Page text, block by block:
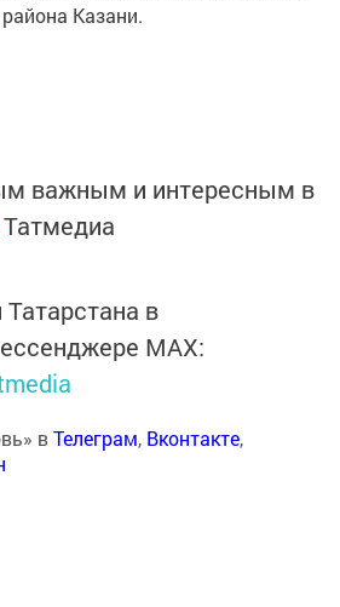
Казани.
важным и интересным в
Татмедиа
в
MАХ:
вТелеграм, Вконтакте,